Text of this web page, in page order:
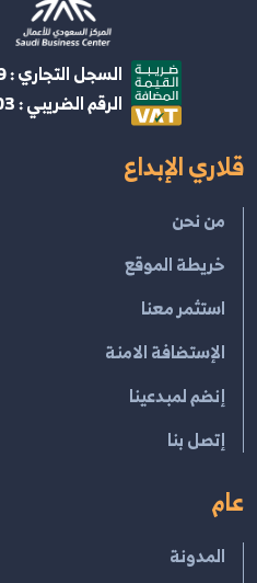
السجل التجاري : 2054100469
الرقم الضريبي : 301270962100003
قلاري الإبداع
من نحن
خريطة الموقع
استثمر معنا
الإستضافة الامنة
إنضم لمبدعينا
إتصل بنا
عام
المدونة